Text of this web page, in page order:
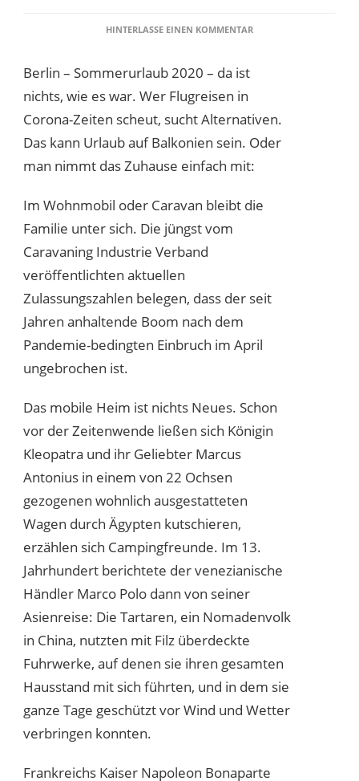
HINTERLASSE EINEN KOMMENTARZU
MOBILEN
WOHNENS
Berlin – Sommerurlaub 2020 – da ist
nichts, wie es war. Wer Flugreisen in
Corona-Zeiten scheut, sucht Alternativen.
Das kann Urlaub auf Balkonien sein. Oder
man nimmt das Zuhause einfach mit:
Im Wohnmobil oder Caravan bleibt die
Familie unter sich. Die jüngst vom
Caravaning Industrie Verband
veröffentlichten aktuellen
Zulassungszahlen belegen, dass der seit
Jahren anhaltende Boom nach dem
Pandemie-bedingten Einbruch im April
ungebrochen ist.
Das mobile Heim ist nichts Neues. Schon
vor der Zeitenwende ließen sich Königin
Kleopatra und ihr Geliebter Marcus
Antonius in einem von 22 Ochsen
gezogenen wohnlich ausgestatteten
Wagen durch Ägypten kutschieren,
erzählen sich Campingfreunde. Im 13.
Jahrhundert berichtete der venezianische
Händler Marco Polo dann von seiner
Asienreise: Die Tartaren, ein Nomadenvolk
in China, nutzten mit Filz überdeckte
Fuhrwerke, auf denen sie ihren gesamten
Hausstand mit sich führten, und in dem sie
ganze Tage geschützt vor Wind und Wetter
verbringen konnten.
Frankreichs Kaiser Napoleon Bonaparte